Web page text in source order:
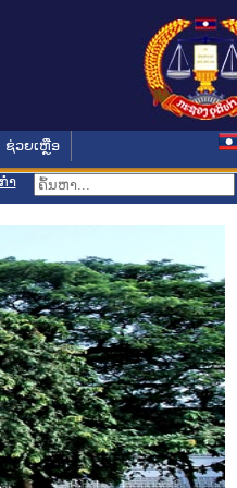
ຊ່ວຍເຫຼືອ
ຳ